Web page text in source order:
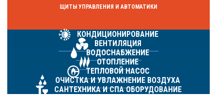
ЩИТЫ УПРАВЛЕНИЯ И АВТОМАТИКИ
КОНДИЦИОНИРОВАНИЕ
ВЕНТИЛЯЦИЯ
ВОДОСНАБЖЕНИЕ
ОТОПЛЕНИЕ
ТЕПЛОВОЙ НАСОС
ОЧИСТКА И УВЛАЖНЕНИЕ ВОЗДУХА
САНТЕХНИКА И СПА ОБОРУДОВАНИЕ